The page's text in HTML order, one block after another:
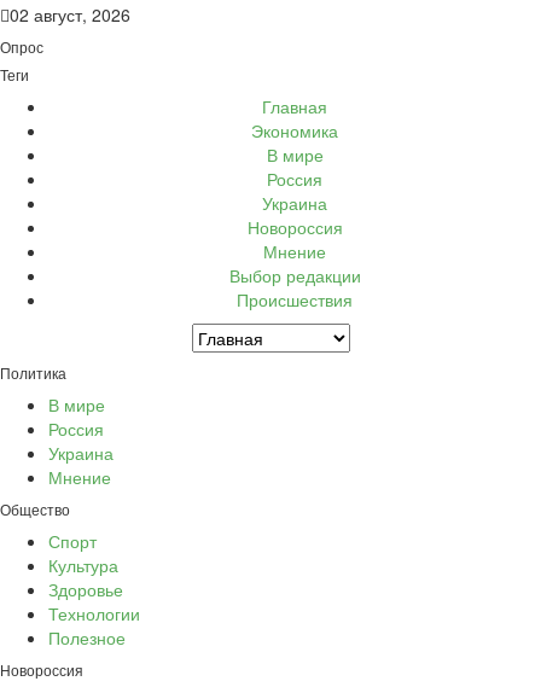
02 август, 2026
Опрос
Теги
Главная
Экономика
В мире
Россия
Украина
Новороссия
Мнение
Выбор редакции
Происшествия
Политика
В мире
Россия
Украина
Мнение
Общество
Спорт
Культура
Здоровье
Технологии
Полезное
Новороссия